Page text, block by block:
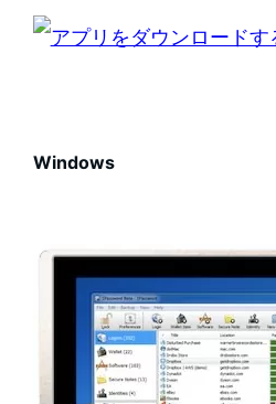
Windows